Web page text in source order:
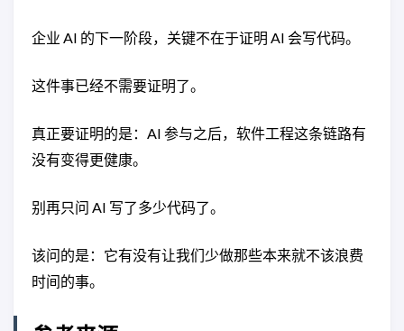
企业 AI 的下一阶段，关键不在于证明 AI 会写代码。
这件事已经不需要证明了。
真正要证明的是：AI 参与之后，软件工程这条链路有
没有变得更健康。
别再只问 AI 写了多少代码了。
该问的是：它有没有让我们少做那些本来就不该浪费
时间的事。